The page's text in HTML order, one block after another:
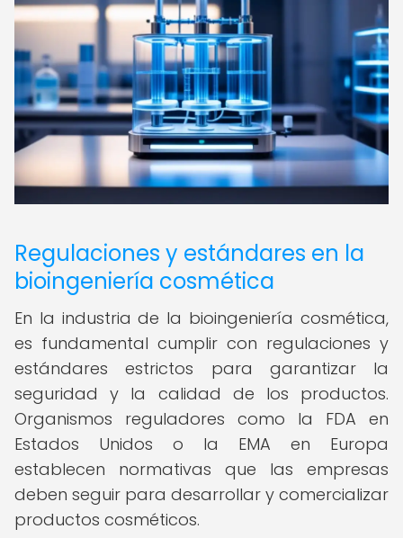
Regulaciones y estándares en la
bioingeniería cosmética
En la industria de la bioingeniería cosmética,
es fundamental cumplir con regulaciones y
estándares estrictos para garantizar la
seguridad y la calidad de los productos.
Organismos reguladores como la FDA en
Estados Unidos o la EMA en Europa
establecen normativas que las empresas
deben seguir para desarrollar y comercializar
productos cosméticos.